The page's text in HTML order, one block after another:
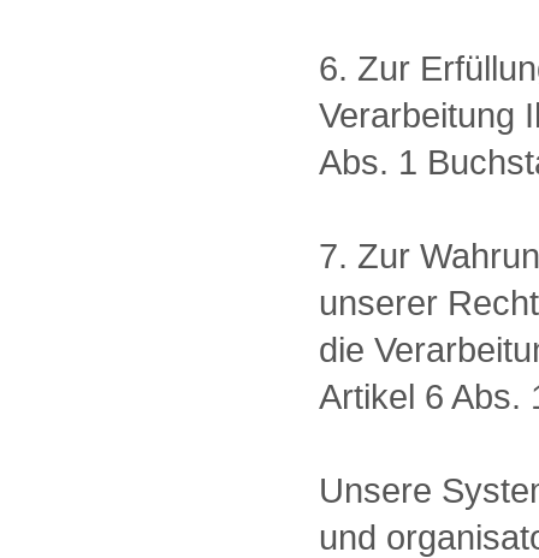
6. Zur
Verarbeitung
Abs. 1
7. Zur
unserer
die
Artikel 6 Abs.
Unsere
und